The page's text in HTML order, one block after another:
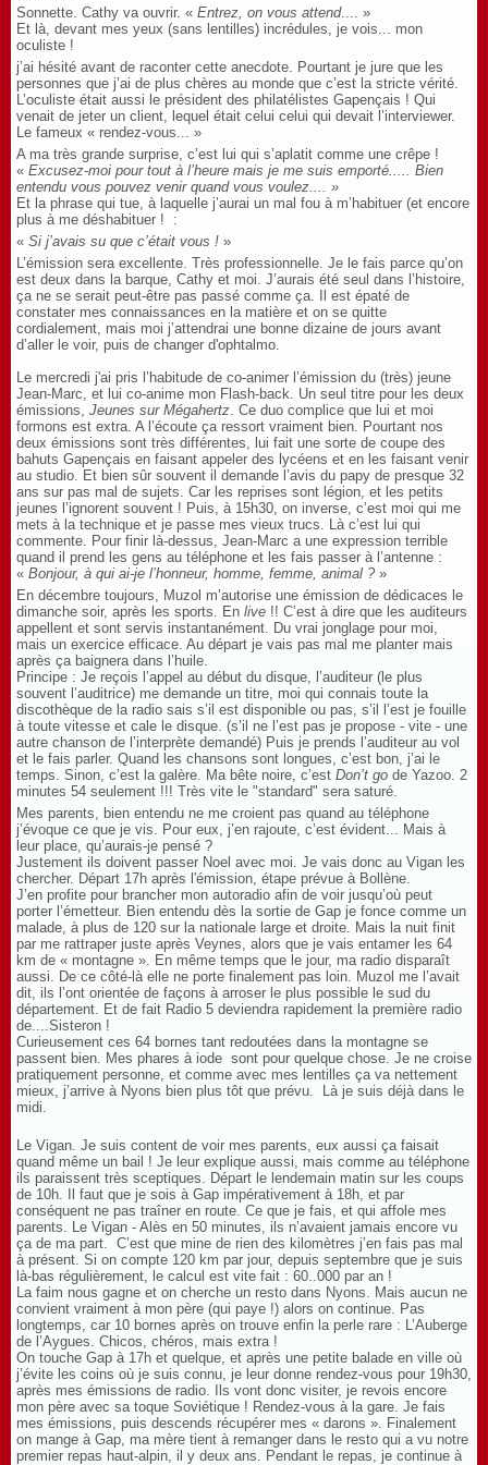
Sonnette. Cathy va ouvrir. « Entrez, on vous attend.... »
Et là, devant mes yeux (sans lentilles) incrédules, je vois... mon
oculiste !
j’ai hésité avant de raconter cette anecdote. Pourtant je jure que les
personnes que j’ai de plus chères au monde que c’est la stricte vérité.
L’oculiste était aussi le président des philatélistes Gapençais ! Qui
venait de jeter un client, lequel était celui celui qui devait l’interviewer.
Le fameux « rendez-vous... »
A ma très grande surprise, c’est lui qui s’aplatit comme une crêpe !
« Excusez-moi pour tout à l’heure mais je me suis emporté..... Bien
entendu vous pouvez venir quand vous voulez.... »
Et la phrase qui tue, à laquelle j’aurai un mal fou à m’habituer (et encore
plus à me déshabituer ! :
« Si j’avais su que c’était vous ! »
L’émission sera excellente. Très professionnelle. Je le fais parce qu’on
est deux dans la barque, Cathy et moi. J’aurais été seul dans l’histoire,
ça ne se serait peut-être pas passé comme ça. Il est épaté de
constater mes connaissances en la matière et on se quitte
cordialement, mais moi j’attendrai une bonne dizaine de jours avant
d’aller le voir, puis de changer d'ophtalmo.
Le mercredi j'ai pris l’habitude de co-animer l’émission du (très) jeune
Jean-Marc, et lui co-anime mon Flash-back. Un seul titre pour les deux
émissions, Jeunes sur Mégahertz. Ce duo complice que lui et moi
formons est extra. A l’écoute ça ressort vraiment bien. Pourtant nos
deux émissions sont très différentes, lui fait une sorte de coupe des
bahuts Gapençais en faisant appeler des lycéens et en les faisant venir
au studio. Et bien sûr souvent il demande l’avis du papy de presque 32
ans sur pas mal de sujets. Car les reprises sont légion, et les petits
jeunes l’ignorent souvent ! Puis, à 15h30, on inverse, c’est moi qui me
mets à la technique et je passe mes vieux trucs. Là c’est lui qui
commente. Pour finir là-dessus, Jean-Marc a une expression terrible
quand il prend les gens au téléphone et les fais passer à l’antenne :
« Bonjour, à qui ai-je l’honneur, homme, femme, animal ? »
En décembre toujours, Muzol m’autorise une émission de dédicaces le
dimanche soir, après les sports. En live !! C’est à dire que les auditeurs
appellent et sont servis instantanément. Du vrai jonglage pour moi,
mais un exercice efficace. Au départ je vais pas mal me planter mais
après ça baignera dans l’huile.
Principe : Je reçois l’appel au début du disque, l’auditeur (le plus
souvent l’auditrice) me demande un titre, moi qui connais toute la
discothèque de la radio sais s’il est disponible ou pas, s’il l’est je fouille
à toute vitesse et cale le disque. (s’il ne l’est pas je propose - vite - une
autre chanson de l’interprète demandé) Puis je prends l’auditeur au vol
et le fais parler. Quand les chansons sont longues, c’est bon, j’ai le
temps. Sinon, c’est la galère. Ma bête noire, c’est Don’t go de Yazoo. 2
minutes 54 seulement !!! Très vite le "standard" sera saturé.
Mes parents, bien entendu ne me croient pas quand au téléphone
j’évoque ce que je vis. Pour eux, j’en rajoute, c’est évident... Mais à
leur place, qu’aurais-je pensé ?
Justement ils doivent passer Noel avec moi. Je vais donc au Vigan les
chercher. Départ 17h après l'émission, étape prévue à Bollène.
J’en profite pour brancher mon autoradio afin de voir jusqu’où peut
porter l’émetteur. Bien entendu dès la sortie de Gap je fonce comme un
malade, à plus de 120 sur la nationale large et droite. Mais la nuit finit
par me rattraper juste après Veynes, alors que je vais entamer les 64
km de « montagne ». En même temps que le jour, ma radio disparaît
aussi. De ce côté-là elle ne porte finalement pas loin. Muzol me l’avait
dit, ils l’ont orientée de façons à arroser le plus possible le sud du
département. Et de fait Radio 5 deviendra rapidement la première radio
de....Sisteron !
Curieusement ces 64 bornes tant redoutées dans la montagne se
passent bien. Mes phares à iode sont pour quelque chose. Je ne croise
pratiquement personne, et comme avec mes lentilles ça va nettement
mieux, j’arrive à Nyons bien plus tôt que prévu. Là je suis déjà dans le
midi.
Le Vigan. Je suis content de voir mes parents, eux aussi ça faisait
quand même un bail ! Je leur explique aussi, mais comme au téléphone
ils paraissent très sceptiques. Départ le lendemain matin sur les coups
de 10h. Il faut que je sois à Gap impérativement à 18h, et par
conséquent ne pas traîner en route. Ce que je fais, et qui affole mes
parents. Le Vigan - Alès en 50 minutes, ils n’avaient jamais encore vu
ça de ma part. C’est que mine de rien des kilomètres j’en fais pas mal
à présent. Si on compte 120 km par jour, depuis septembre que je suis
là-bas régulièrement, le calcul est vite fait : 60..000 par an !
La faim nous gagne et on cherche un resto dans Nyons. Mais aucun ne
convient vraiment à mon père (qui paye !) alors on continue. Pas
longtemps, car 10 bornes après on trouve enfin la perle rare : L’Auberge
de l’Aygues. Chicos, chéros, mais extra !
On touche Gap à 17h et quelque, et après une petite balade en ville où
j’évite les coins où je suis connu, je leur donne rendez-vous pour 19h30,
après mes émissions de radio. Ils vont donc visiter, je revois encore
mon père avec sa toque Soviétique ! Rendez-vous à la gare. Je fais
mes émissions, puis descends récupérer mes « darons ». Finalement
on mange à Gap, ma mère tient à remanger dans le resto qui a vu notre
premier repas haut-alpin, il y deux ans. Pendant le repas, je continue à